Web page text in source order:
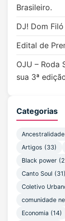
Brasileiro.
DJ! Dom
Edital de
OJU – Roda
sua 3ª
Categorias
Artigos (33)
Black power
Canto Soul (31)
Coletivo
comunidade
Economia (14)